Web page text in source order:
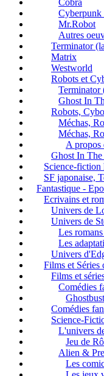
Cobra
Cyberpunk
Mr.Robot
Autres
Terminator
Matrix
Westworld
Robots et
Terminator
Ghost In
Robots,
Méchas,
Méchas,
A propos
Ghost In
Science-
SF japonaise,
Fantastique -
Ecrivains et
Univers de
Univers de
Les
Les
Univers
Films et Séries
Films et
Comédies
Comédies
Science-
L'univers
Jeu de
Alien &
Les